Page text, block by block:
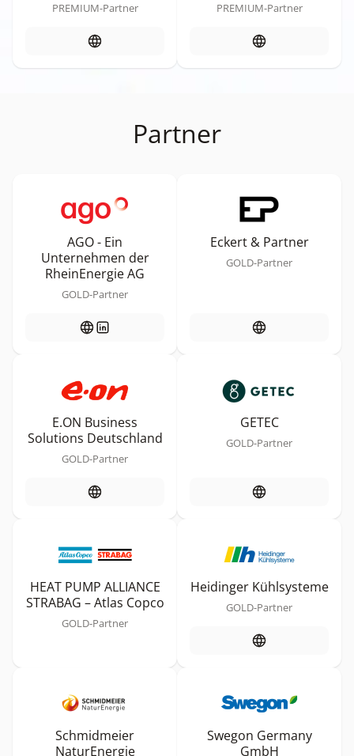
PREMIUM-Partner PREMIUM-Partner
Partner
AGO - Ein
Unternehmen der
RheinEnergie AG
GOLD-Partner
Eckert & Partner
GOLD-Partner
E.ON Business
Solutions Deutschland
GOLD-Partner
GETEC
GOLD-Partner
HEAT PUMP ALLIANCE
STRABAG – Atlas Copco
GOLD-Partner
Heidinger Kühlsysteme
GOLD-Partner
Schmidmeier
NaturEnergie
Swegon Germany
GmbH